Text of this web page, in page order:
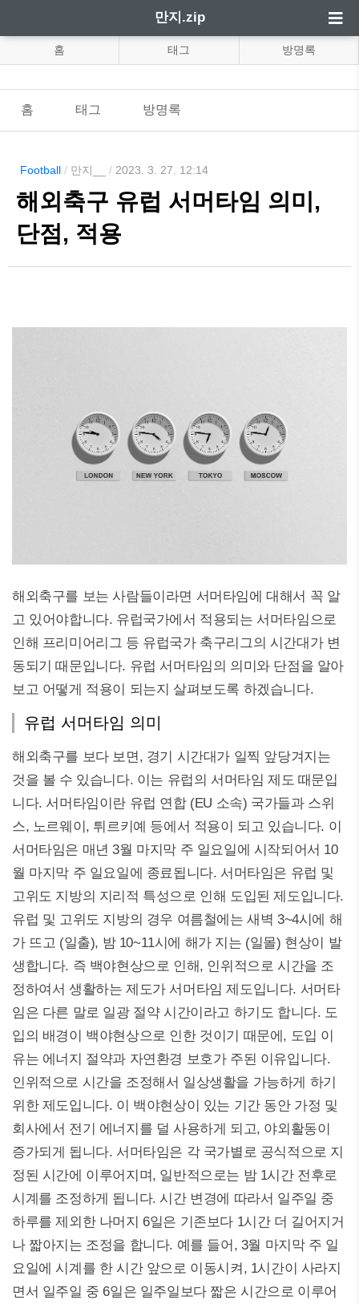
만지.zip
홈 태그 방명록
홈 태그 방명록
Football / 만지__ / 2023. 3. 27. 12:14
해외축구 유럽 서머타임 의미,
단점, 적용
해외축구를 보는 사람들이라면 서머타임에 대해서 꼭 알
고 있어야합니다. 유럽국가에서 적용되는 서머타임으로
인해 프리미어리그 등 유럽국가 축구리그의 시간대가 변
동되기 때문입니다. 유럽 서머타임의 의미와 단점을 알아
보고 어떻게 적용이 되는지 살펴보도록 하겠습니다.
유럽 서머타임 의미
해외축구를 보다 보면, 경기 시간대가 일찍 앞당겨지는
것을 볼 수 있습니다. 이는 유럽의 서머타임 제도 때문입
니다. 서머타임이란 유럽 연합 (EU 소속) 국가들과 스위
스, 노르웨이, 튀르키예 등에서 적용이 되고 있습니다. 이
서머타임은 매년 3월 마지막 주 일요일에 시작되어서 10
월 마지막 주 일요일에 종료됩니다. 서머타임은 유럽 및
고위도 지방의 지리적 특성으로 인해 도입된 제도입니다.
유럽 및 고위도 지방의 경우 여름철에는 새벽 3~4시에 해
가 뜨고 (일출), 밤 10~11시에 해가 지는 (일몰) 현상이 발
생합니다. 즉 백야현상으로 인해, 인위적으로 시간을 조
정하여서 생활하는 제도가 서머타임 제도입니다. 서머타
임은 다른 말로 일광 절약 시간이라고 하기도 합니다. 도
입의 배경이 백야현상으로 인한 것이기 때문에, 도입 이
유는 에너지 절약과 자연환경 보호가 주된 이유입니다.
인위적으로 시간을 조정해서 일상생활을 가능하게 하기
위한 제도입니다. 이 백야현상이 있는 기간 동안 가정 및
회사에서 전기 에너지를 덜 사용하게 되고, 야외활동이
증가되게 됩니다. 서머타임은 각 국가별로 공식적으로 지
정된 시간에 이루어지며, 일반적으로는 밤 1시간 전후로
시계를 조정하게 됩니다. 시간 변경에 따라서 일주일 중
하루를 제외한 나머지 6일은 기존보다 1시간 더 길어지거
나 짧아지는 조정을 합니다. 예를 들어, 3월 마지막 주 일
요일에 시계를 한 시간 앞으로 이동시켜, 1시간이 사라지
면서 일주일 중 6일은 일주일보다 짧은 시간으로 이루어